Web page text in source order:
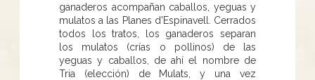
ganaderos acompañan caballos, yeguas y
mulatos a las Planes d'Espinavell. Cerrados
todos los tratos, los ganaderos separan
los mulatos (crías o pollinos) de las
yeguas y caballos, de ahí el nombre de
Tria (elección) de Mulats, y una vez